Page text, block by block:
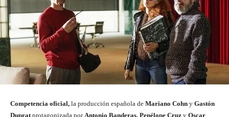
Competencia oficial, la producción española de Mariano Cohn y Gastón
Dupratprotagonizada porAntonio Banderas, Penélope Cruz y Oscar